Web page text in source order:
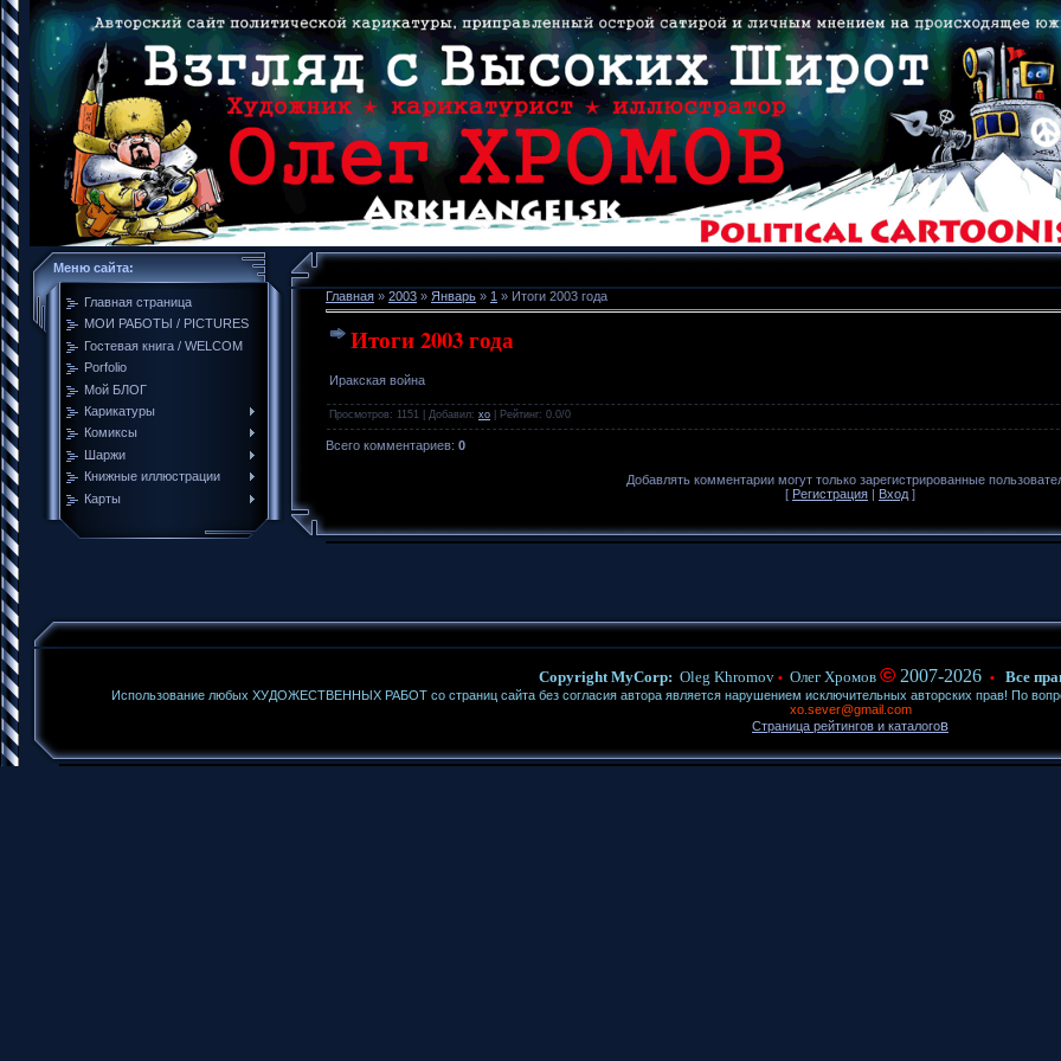
Меню сайта:
Главная страница
МОИ РАБОТЫ / PICTURES
Гостевая книга / WELCOM
Porfolio
Мой БЛОГ
Карикатуры
Комиксы
Шаржи
Книжные иллюстрации
Карты
Главная » 2003 » Январь » 1 » Итоги 2003 года
Итоги 2003 года
Иракская война
Просмотров: 1151 | Добавил: xo Рейтинг: 0.0/0
Всего комментариев: 0
Добавлять комментарии могут только зарегистрированные
[ Регистрация | Вход ]
Copyright MyCorp: Oleg Khromov • Олег Хромов © 2007-2026 • Все
Использование любых ХУДОЖЕСТВЕННЫХ РАБОТ со страниц сайта без согласия автора является нарушением исключительных авторских прав! По
xo.sever@gmail.com
Страница рейтингов и каталогов